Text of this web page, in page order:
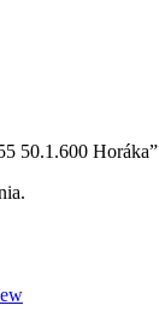
50.1.600 Horáka”